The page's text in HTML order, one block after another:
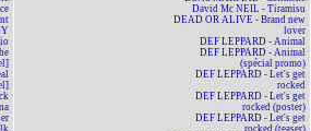
David Mc NEIL - Tiramisu
DEAD OR ALIVE - Brand new
lover
DEF LEPPARD - Animal
DEF LEPPARD - Animal
(spécial promo)
DEF LEPPARD - Let's get
rocked
DEF LEPPARD - Let's get
rocked (poster)
DEF LEPPARD - Let's get
rocked (teaser)